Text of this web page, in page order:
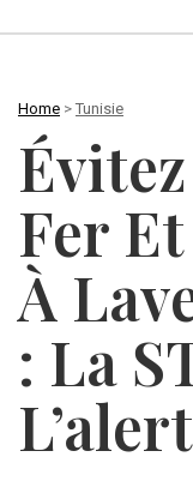
Home > Tunisie
Fer
À
: La